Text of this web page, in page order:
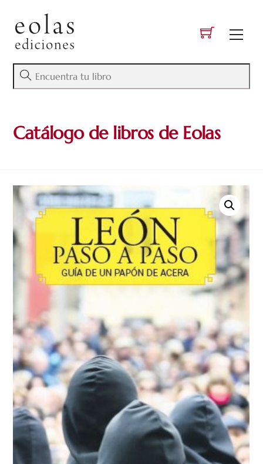
content
Catálogo de libros de Eolas